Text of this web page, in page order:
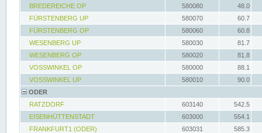
BREDEREICHE OP
580080
48.0
FÜRSTENBERG UP
580070
60.7
FÜRSTENBERG OP
580060
60.8
WESENBERG UP
580030
81.7
WESENBERG OP
580020
81.8
VOSSWINKEL OP
580000
88.1
VOSSWINKEL UP
580010
90.0
ODER
RATZDORF
603140
542.5
EISENHÜTTENSTADT
603000
554.1
FRANKFURT1 (ODER)
603031
585.3